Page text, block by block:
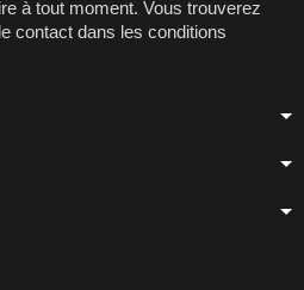
à tout moment. Vous trouverez
contact dans les conditions